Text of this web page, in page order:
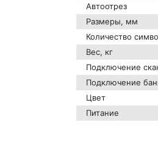
Автоотрез
Размеры, мм
Количество
Вес, кг
Подключение
Подключение
Цвет
Питание